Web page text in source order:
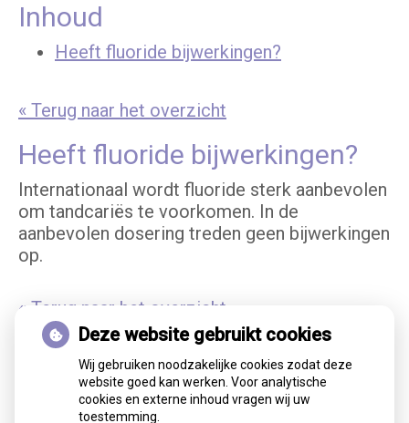
Inhoud
Heeft fluoride bijwerkingen?
« Terug naar het overzicht
Heeft fluoride bijwerkingen?
Internationaal wordt fluoride sterk aanbevolen
om tandcariës te voorkomen. In de
aanbevolen dosering treden geen bijwerkingen
op.
« Terug naar het overzicht
Deze website gebruikt cookies
Wij gebruiken noodzakelijke cookies zodat deze
website goed kan werken. Voor analytische
cookies en externe inhoud vragen wij uw
toestemming.